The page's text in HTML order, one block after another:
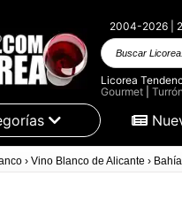
2004-2026 |
Buscar
Licorea
Gourmet| Turrón
› Vino Blanco de Alicante ›